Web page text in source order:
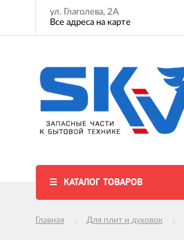
ул. Глаголева, 2А
Все адреса на карте
КАТАЛОГ ТОВАРОВ
Главная Для плит и духовок